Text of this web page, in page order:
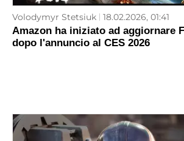
Volodymyr Stetsiuk 18.02.2026, 01:41
Amazon ha iniziato ad aggiornare
dopo l'annuncio al CES 2026